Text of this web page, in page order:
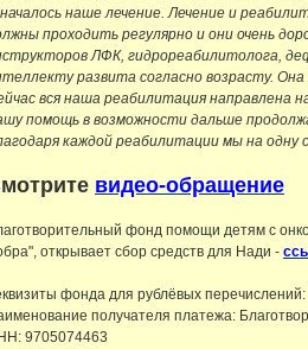
наше лечение. Лечение и
проходить регулярно и они очень
ЛФК, гидрореабилитолога,
развита согласно возрасту.
вся наша реабилитация направлена
помощь в возможности дальше
каждой реабилитации мы на
видео-обращение
фонд помощи детям с
открывает сбор средств для Нади -
фонда для рублёвых перечислений:
получателя платежа:
9705074463